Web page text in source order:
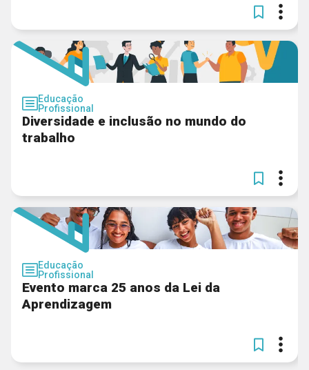
Educação
Profissional
Diversidade e inclusão no mundo do
trabalho
Educação
Profissional
Evento marca 25 anos da Lei da
Aprendizagem